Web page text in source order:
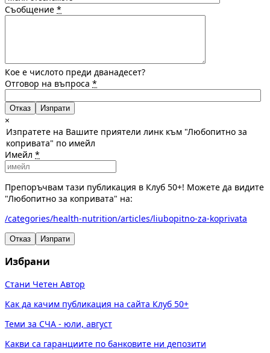
Съобщение *
Кое е числото преди дванадесет?
Отговор на въпроса *
Отказ
×
Изпратете на Вашите приятели линк към "Любопитно за
копривата" по имейл
Имейл *
Препоръчвам тази публикация в Клуб 50+! Можете да видите
"Любопитно за копривата" на:
/categories/health-nutrition/articles/liubopitno-za-koprivata
Отказ Изпрати
Избрани
Стани Четен Автор
Как да качим публикация на сайта Клуб 50+
Теми за СЧА - юли, август
Какви са гаранциите по банковите ни депозити